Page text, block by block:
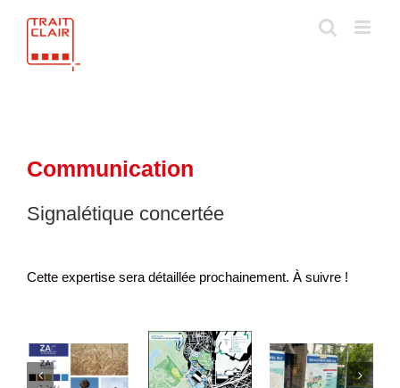
Communication
Signalétique concertée
Cette expertise sera détaillée prochainement. À suivre !
Cartographie Affiche Flyer